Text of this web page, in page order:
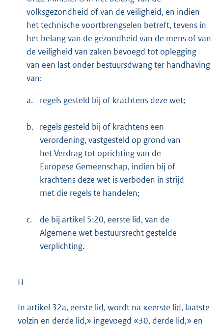
volksgezondheid of van de veiligheid, en indien
het technische voortbrengselen betreft, tevens in
het belang van de gezondheid van de mens of van
de veiligheid van zaken bevoegd tot oplegging
van een last onder bestuursdwang ter handhaving
van:
a. regels gesteld bij of krachtens deze wet;
b.
regels gesteld bij of krachtens een
verordening, vastgesteld op grond van
het Verdrag tot oprichting van de
Europese Gemeenschap, indien bij of
krachtens deze wet is verboden in strijd
met die regels te handelen;
c.
de bij artikel 5:20, eerste lid, van de
Algemene wet bestuursrecht gestelde
verplichting.
H
In artikel 32a, eerste lid, wordt na «eerste lid, laatste
volzin en derde lid,» ingevoegd «30, derde lid,» en